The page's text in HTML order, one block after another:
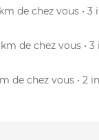
km de chez vous •
km de chez vous •
de chez vous • 2